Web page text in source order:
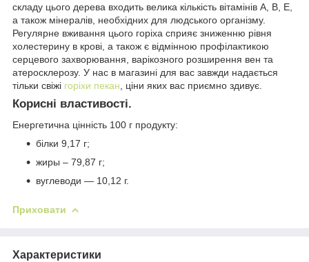
складу цього дерева входить велика кількість вітамінів А, В, Е,
а також мінералів, необхідних для людського організму.
Регулярне вживання цього горіха сприяє зниженню рівня
холестерину в крові, а також є відмінною профілактикою
серцевого захворювання, варікозного розширення вен та
атеросклерозу. У нас в магазині для вас завжди надається
тільки свіжі горіхи пекан , ціни яких вас приємно здивує.
Корисні властивості.
Енергетична цінність 100 г продукту:
білки 9,17 г;
жиры – 79,87 г;
вуглеводи — 10,12 г.
Приховати
Характеристики